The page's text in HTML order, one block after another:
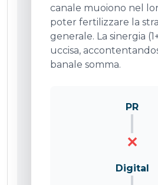
canale muoiono nel
poter fertilizzare la
generale. La sinergia
uccisa,
banale somma.
PR
✕
Digital